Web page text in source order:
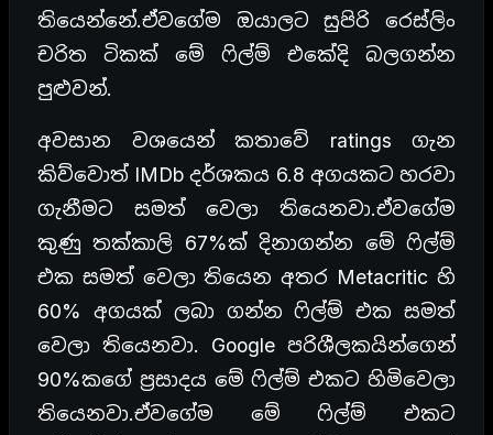
තියෙන්නේ.ඒවගේම ඔයාලට සුපිරි රෙස්ලිං
චරිත ටිකක් මේ ෆිල්ම් එකේදි බලගන්න
පුළුවන්.
අවසාන වශයෙන් කතාවේ ratings ගැන
කිව්වොත් IMDb දර්ශකය 6.8 අගයකට හරවා
ගැනීමට සමත් වෙලා තියෙනවා.ඒවගේම
කුණු තක්කාලි 67%ක් දිනාගන්න මේ ෆිල්ම්
එක සමත් වෙලා තියෙන අතර Metacritic හි
60% අගයක් ලබා ගන්න ෆිල්ම් එක සමත්
වෙලා තියෙනවා. Google පරිශීලකයින්ගෙන්
90%කගේ ප්‍රසාදය මේ ෆිල්ම් එකට හිමිවෙලා
තියෙනවා.ඒවගේම මේ ෆිල්ම් එකට